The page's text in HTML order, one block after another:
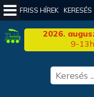
FRISS HÍREK KERESÉS
2026.
9-13h